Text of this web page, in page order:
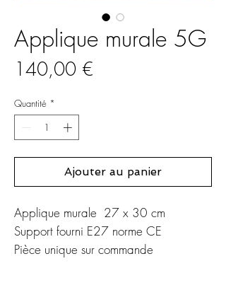
Applique murale 5G
140,00 €
Quantité *
Ajouter au panier
Applique murale 27 x 30 cm
Support fourni E27 norme CE
Pièce unique sur commande